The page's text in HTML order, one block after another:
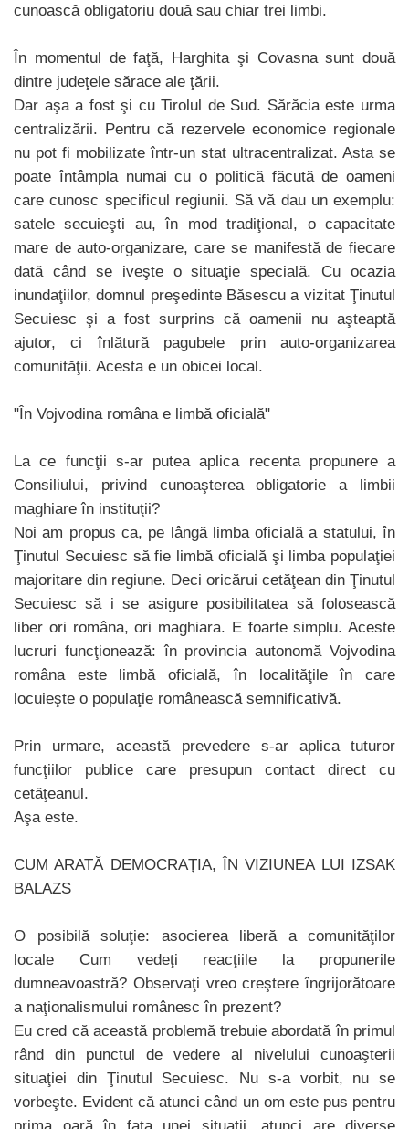
cunoască obligatoriu două sau chiar trei limbi.
În momentul de faţă, Harghita şi Covasna sunt două
dintre judeţele sărace ale ţării.
Dar aşa a fost şi cu Tirolul de Sud. Sărăcia este urma
centralizării. Pentru că rezervele economice regionale
nu pot fi mobilizate într-un stat ultracentralizat. Asta se
poate întâmpla numai cu o politică făcută de oameni
care cunosc specificul regiunii. Să vă dau un exemplu:
satele secuieşti au, în mod tradiţional, o capacitate
mare de auto-organizare, care se manifestă de fiecare
dată când se iveşte o situaţie specială. Cu ocazia
inundaţiilor, domnul preşedinte Băsescu a vizitat Ţinutul
Secuiesc şi a fost surprins că oamenii nu aşteaptă
ajutor, ci înlătură pagubele prin auto-organizarea
comunităţii. Acesta e un obicei local.
"În Vojvodina româna e limbă oficială"
La ce funcţii s-ar putea aplica recenta propunere a
Consiliului, privind cunoaşterea obligatorie a limbii
maghiare în instituţii?
Noi am propus ca, pe lângă limba oficială a statului, în
Ţinutul Secuiesc să fie limbă oficială şi limba populaţiei
majoritare din regiune. Deci oricărui cetăţean din Ţinutul
Secuiesc să i se asigure posibilitatea să folosească
liber ori româna, ori maghiara. E foarte simplu. Aceste
lucruri funcţionează: în provincia autonomă Vojvodina
româna este limbă oficială, în localităţile în care
locuieşte o populaţie românească semnificativă.
Prin urmare, această prevedere s-ar aplica tuturor
funcţiilor publice care presupun contact direct cu
cetăţeanul.
Aşa este.
CUM ARATĂ DEMOCRAŢIA, ÎN VIZIUNEA LUI IZSAK
BALAZS
O posibilă soluţie: asocierea liberă a comunităţilor
locale Cum vedeţi reacţiile la propunerile
dumneavoastră? Observaţi vreo creştere îngrijorătoare
a naţionalismului românesc în prezent?
Eu cred că această problemă trebuie abordată în primul
rând din punctul de vedere al nivelului cunoaşterii
situaţiei din Ţinutul Secuiesc. Nu s-a vorbit, nu se
vorbeşte. Evident că atunci când un om este pus pentru